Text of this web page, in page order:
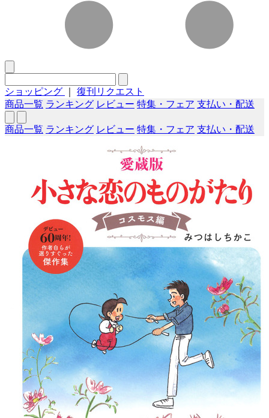
ショッピング
復刊リクエスト
商品一覧 ランキング レビュー 特集・フェア 支払い・配送
商品一覧 ランキング レビュー 特集・フェア 支払い・配送